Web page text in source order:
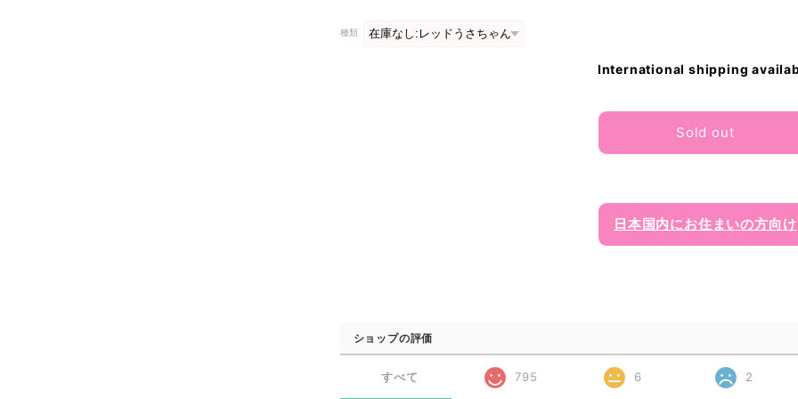
種類
International shipping
Sold out
日本国内にお住まいの方向け
ショップの評価
すべて 795 6 2